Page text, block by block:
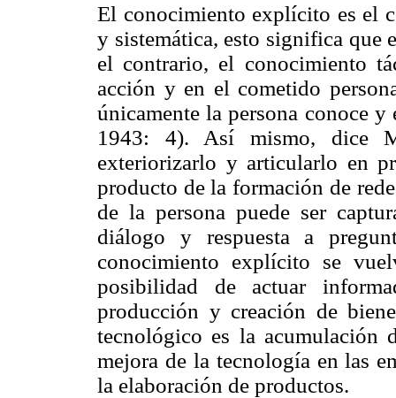
El conocimiento explícito es el
y sistemática, esto significa que
el contrario, el conocimiento
acción y en el cometido
únicamente la persona conoce
1943: 4). Así mismo, dice
exteriorizarlo y articularlo en
producto de la formación de
de la persona puede ser
diálogo y respuesta a
conocimiento explícito se
posibilidad de actuar
producción y creación de
tecnológico es la acumulación
mejora de la tecnología en las
la elaboración de productos.